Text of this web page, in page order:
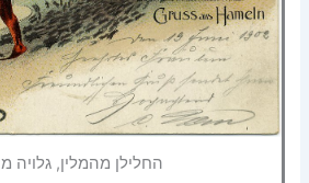
החלילן מהמלין, גלויה מ1902